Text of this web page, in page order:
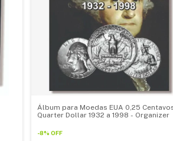
Álbum para Moedas EUA 0,25
Quarter Dollar 1932 a 1998 - Organizer
-8% OFF